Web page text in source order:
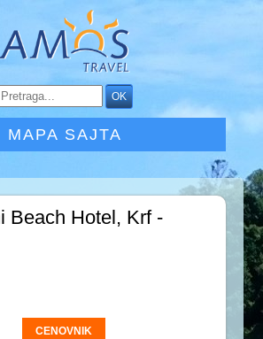
MAPA SAJTA
Beach Hotel, Krf -
CENOVNIK